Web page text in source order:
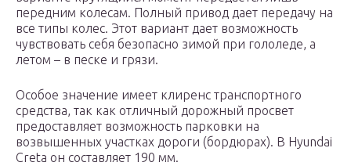
передним колесам. Полный привод дает передачу на
все типы колес. Этот вариант дает возможность
чувствовать себя безопасно зимой при гололеде, а
летом – в песке и грязи.
Особое значение имеет клиренс транспортного
средства, так как отличный дорожный просвет
предоставляет возможность парковки на
возвышенных участках дороги (бордюрах). В Hyundai
Creta он составляет 190 мм.